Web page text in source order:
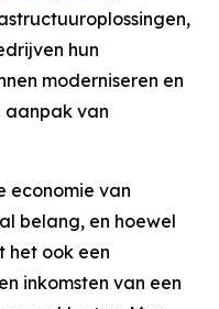
hun
moderniseren en
aanpak van
economie van
belang, en hoewel
het ook een
inkomsten van een